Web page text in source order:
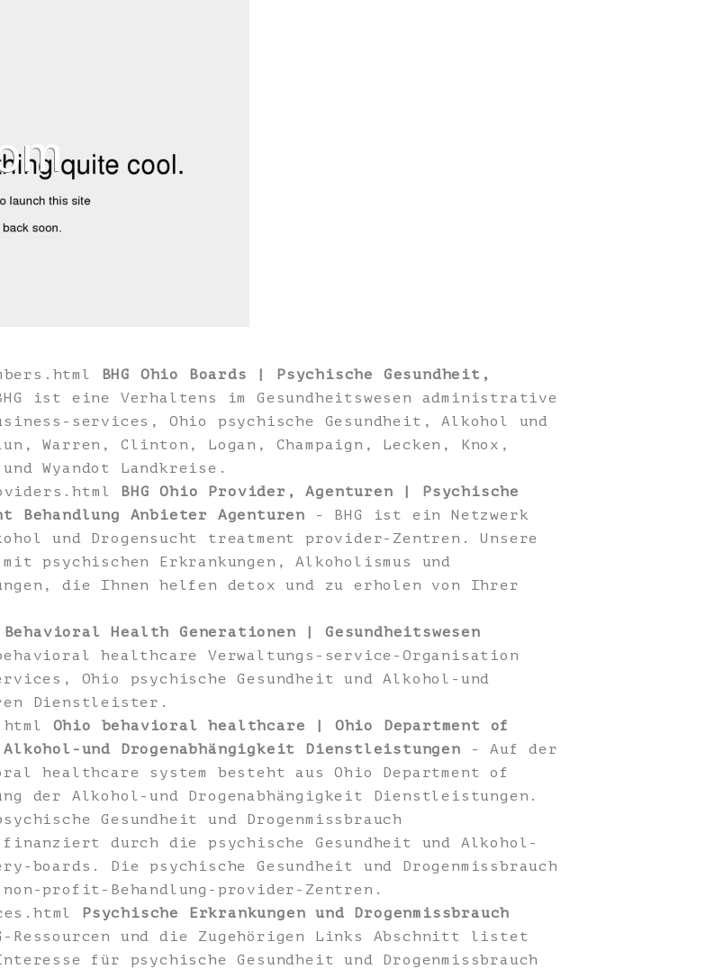
BHG Ohio Boards | Psychische Gesundheit,
ist eine Verhaltens im Gesundheitswesen administrative
services, Ohio psychische Gesundheit, Alkohol und
Warren, Clinton, Logan, Champaign, Lecken, Knox,
Wyandot Landkreise.
BHG Ohio Provider, Agenturen | Psychische
Behandlung Anbieter Agenturen - BHG ist ein Netzwerk
und Drogensucht treatment provider-Zentren. Unsere
psychischen Erkrankungen, Alkoholismus und
die Ihnen helfen detox und zu erholen von Ihrer
Behavioral Health Generationen | Gesundheitswesen
healthcare Verwaltungs-service-Organisation
Ohio psychische Gesundheit und Alkohol-und
Dienstleister.
Ohio behavioral healthcare | Ohio Department of
und Drogenabhängigkeit Dienstleistungen - Auf der
healthcare system besteht aus Ohio Department of
der Alkohol-und Drogenabhängigkeit Dienstleistungen.
Gesundheit und Drogenmissbrauch
durch die psychische Gesundheit und Alkohol-
boards. Die psychische Gesundheit und Drogenmissbrauch
profit-Behandlung-provider-Zentren.
Psychische Erkrankungen und Drogenmissbrauch
Ressourcen und die Zugehörigen Links Abschnitt listet
für psychische Gesundheit und Drogenmissbrauch